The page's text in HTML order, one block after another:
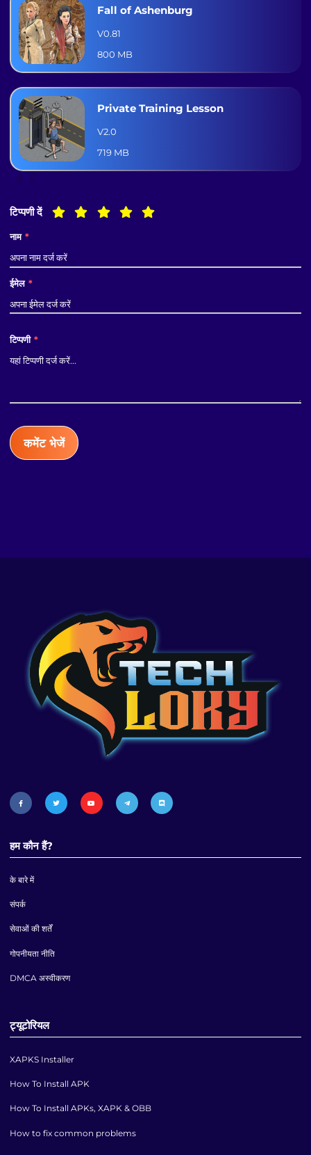
Fall of Ashenburg
V0.81
800 MB
Private Training Lesson
V2.0
719 MB
टिप्पणी दें
नाम *
ईमेल *
टिप्पणी *
कमेंट भेजें
हम कौन हैं?
के बारे में
संपर्क
सेवाओं की शर्तें
गोपनीयता नीति
DMCA अस्वीकरण
ट्यूटोरियल
XAPKS Installer
How To Install APK
How To Install APKs, XAPK & OBB
How to fix common problems